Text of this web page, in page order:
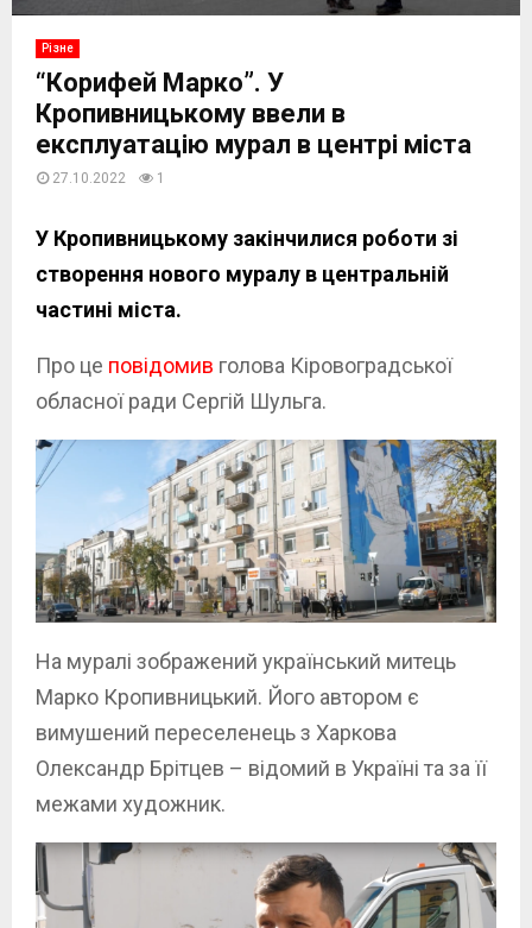
Різне
“Корифей Марко”. У
Кропивницькому ввели в
експлуатацію мурал в центрі міста
27.10.2022 1
У Кропивницькому закінчилися роботи зі
створення нового муралу в центральній
частині міста.
Про це повідомив голова Кіровоградської
обласної ради Сергій Шульга.
На муралі зображений український митець
Марко Кропивницький. Його автором є
вимушений переселенець з Харкова
Олександр Брітцев – відомий в Україні та за її
межами художник.